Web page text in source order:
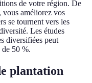
de votre région. De
vous améliorez vos
se tournent vers les
Les études
diversifiées peut
de 50 %.
plantation